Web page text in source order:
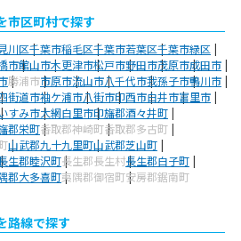
市区町村で探す
川区千葉市稲毛区千葉市若葉区千葉市緑区
市館山市木更津市松戸市野田市茂原市成田市
勝浦市市原市流山市八千代市我孫子市鴨川市
街道市袖ケ浦市八街市印西市白井市富里市
いすみ市大網白里市印旛郡酒々井町
郡栄町香取郡神崎町香取郡多古町
山武郡九十九里町山武郡芝山町
生郡睦沢町長生郡長生村長生郡白子町
郡大多喜町夷隅郡御宿町安房郡鋸南町
路線で探す